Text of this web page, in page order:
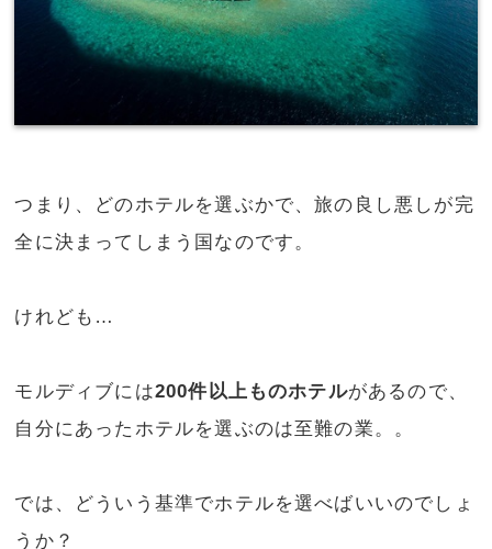
つまり、どのホテルを選ぶかで、旅の良し悪しが完
全に決まってしまう国なのです。
けれども…
モルディブには200件以上ものホテルがあるので、
自分にあったホテルを選ぶのは至難の業。。
では、どういう基準でホテルを選べばいいのでしょ
うか？